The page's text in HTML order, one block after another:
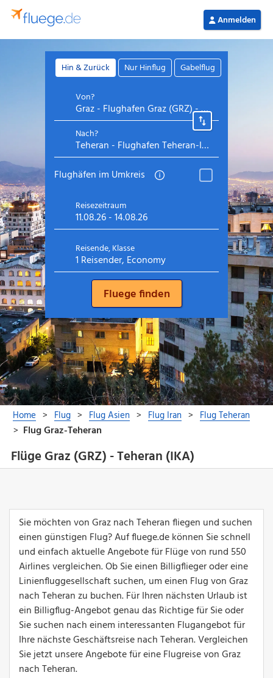
Flüge Graz (GRZ) - Teheran (IKA)
Sie möchten von Graz nach Teheran fliegen und suchen
einen günstigen Flug? Auf fluege.de können Sie schnell
und einfach aktuelle Angebote für Flüge von rund 550
Airlines vergleichen. Ob Sie einen Billigflieger oder eine
Linienfluggesellschaft suchen, um einen Flug von Graz
nach Teheran zu buchen. Für Ihren nächsten Urlaub ist
ein Billigflug-Angebot genau das Richtige für Sie oder
Sie suchen nach einem interessanten Flugangebot für
Ihre nächste Geschäftsreise nach Teheran. Vergleichen
Sie jetzt unsere Angebote für eine Flugreise von Graz
nach Teheran.